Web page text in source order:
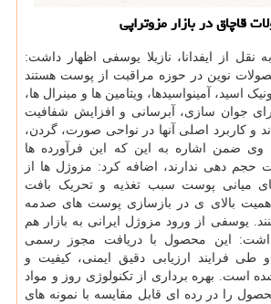
قاچاق در بازار مزوتراپی
نقل از ایفدانا، نازیلا یوسفی اظهار داشت:
نوین در حوزه مراقبت از پوست هستند
اسید، آمینواسیدها، ویتامین ها و مینرال ها،
جوان سازی، آبرسانی و افزایش شفافیت
کاربرد اصلی آنها در نواحی صورت، گردن،
ضمن اشاره به این که این فرآورده ها
حجم دهی ندارند، اضافه کرد: مزوژل ها از
میانی پوست سبب تغذیه و تحریک بافت
بالای ی در بازسازی پوست های صدمه
یوسفی از ورود مزوژل ایرانی به بازار هم
داشت: این محصول با دریافت مجوز رسمی
و طی فرایند ارزیابی دقیق ایمنی، کیفیت و
است. بهره برداری از تکنولوژی روز و مواد
را در رده ای قابل مقایسه با نمونه های